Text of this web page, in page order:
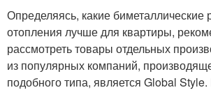
Определяясь, какие биметаллические
отопления лучше для квартиры,
рассмотреть товары отдельных
из популярных компаний,
подобного типа, является Global